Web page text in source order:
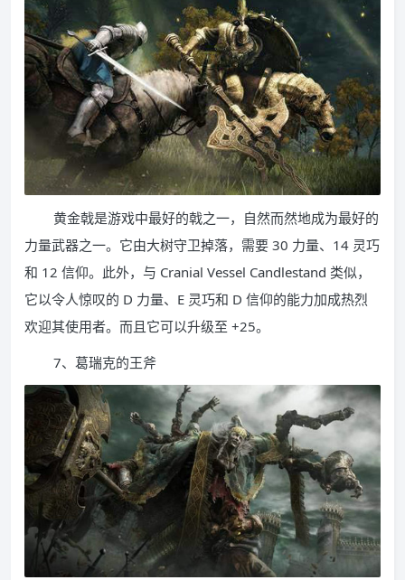
黄金戟是游戏中最好的戟之一，自然而然地成为最好的
力量武器之一。它由大树守卫掉落，需要 30 力量、14 灵巧
和 12 信仰。此外，与 Cranial Vessel Candlestand 类似，
它以令人惊叹的 D 力量、E 灵巧和 D 信仰的能力加成热烈
欢迎其使用者。而且它可以升级至 +25。
7、葛瑞克的王斧